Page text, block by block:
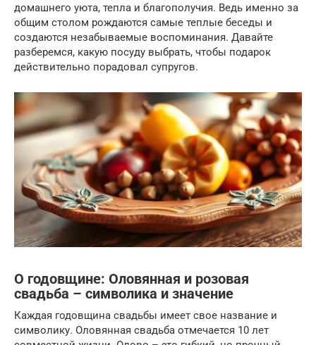
домашнего уюта, тепла и благополучия. Ведь именно за
общим столом рождаются самые теплые беседы и
создаются незабываемые воспоминания. Давайте
разберемся, какую посуду выбрать, чтобы подарок
действительно порадовал супругов.
О годовщине: Оловянная и розовая
свадьба – символика и значение
Каждая годовщина свадьбы имеет свое название и
символику. Оловянная свадьба отмечается 10 лет